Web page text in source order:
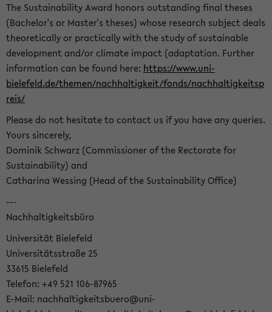
The Sustainability Award honors outstanding final theses
(Bachelor's or Master's theses) whose research subject deals
theoretically or practically with the study of sustainable
development and/or climate impact (adaptation. Further
information can be found here: https://www.uni-
bielefeld.de/themen/nachhaltigkeit/fonds/nachhaltigkeitsp
reis/
Please do not hesitate to contact us if you have any queries.
Yours sincerely,
Dominik Schwarz (Commissioner of the Rectorate for
Sustainability) and
Catharina Wessing (Head of the Sustainability Office)
---
Nachhaltigkeitsbüro
Universität Bielefeld
Universitätsstraße 25
33615 Bielefeld
Telefon: +49 521 106-87965
E-Mail: nachhaltigkeitsbuero@uni-